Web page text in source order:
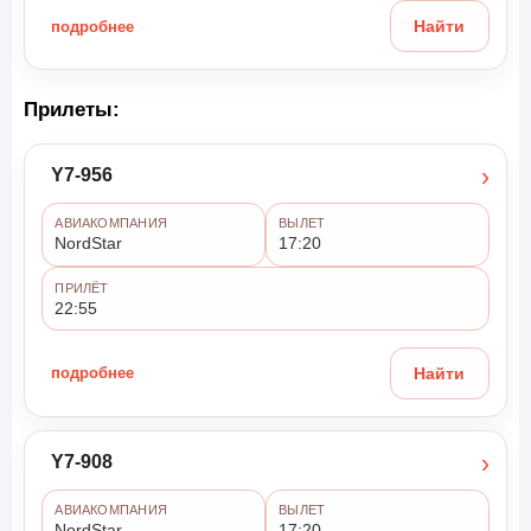
подробнее Найти
Прилеты:
Y7-956 ›
АВИАКОМПАНИЯ
NordStar
ВЫЛЕТ
17:20
ПРИЛЁТ
22:55
подробнее Найти
Y7-908 ›
АВИАКОМПАНИЯ ВЫЛЕТ